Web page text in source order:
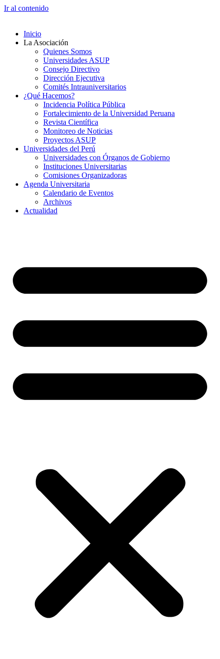
Ir al contenido
Inicio
La Asociación
Quienes Somos
Universidades ASUP
Consejo Directivo
Dirección Ejecutiva
Comités Intrauniversitarios
¿Qué Hacemos?
Incidencia Política Pública
Fortalecimiento de la Universidad Peruana
Revista Científica
Monitoreo de Noticias
Proyectos ASUP
Universidades del Perú
Universidades con Órganos de Gobierno
Instituciones Universitarias
Comisiones Organizadoras
Agenda Universitaria
Calendario de Eventos
Archivos
Actualidad